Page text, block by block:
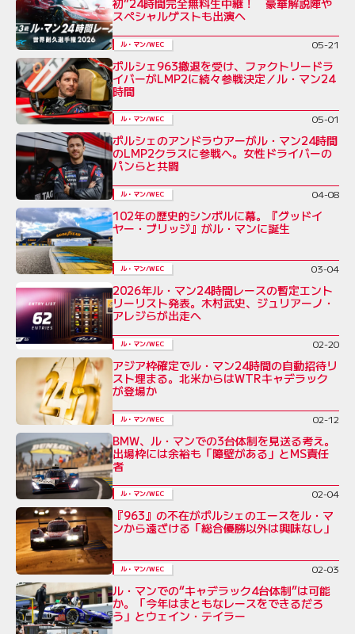
初”24時間完全無料生中継！ 豪華解説陣や
スペシャルゲストも出演へ
ル・マン/WEC 05-21
ポルシェ963撤退を受け、ファクトリードラ
イバーがLMP2に続々参戦決定／ル・マン24
時間
ル・マン/WEC 05-01
ポルシェのアンドラウアーがル・マン24時間
のLMP2クラスに参戦へ。女性ドライバーの
パンらと共闘
ル・マン/WEC 04-08
102年の歴史的シンボルに幕。『グッドイ
ヤー・ブリッジ』がル・マンに誕生
ル・マン/WEC 03-04
2026年ル・マン24時間レースの暫定エント
リーリスト発表。木村武史、ジュリアーノ・
アレジらが出走へ
ル・マン/WEC 02-20
アジア枠確定でル・マン24時間の自動招待リ
スト埋まる。北米からはWTRキャデラック
が登場か
ル・マン/WEC 02-12
BMW、ル・マンでの3台体制を見送る考え。
出場枠には余裕も「障壁がある」とMS責任
者
ル・マン/WEC 02-04
『963』の不在がポルシェのエースをル・マ
ンから遠ざける「総合優勝以外は興味なし」
ル・マン/WEC 02-03
ル・マンでの“キャデラック4台体制”は可能
か。「今年はまともなレースをできるだろ
う」とウェイン・テイラー